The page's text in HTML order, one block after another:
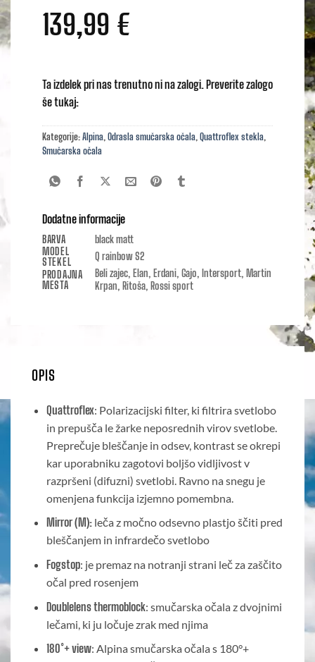
139,99 €
Ta izdelek pri nas trenutno ni na zalogi. Preverite zalogo
še tukaj:
Kategorije:Alpina Odrasla smučarska očala Quattroflex stekla
Smučarska očala
Dodatne informacije
BARVA
black matt
MODEL
STEKEL
Q rainbow S2
PRODAJNA
MESTA
Beli zajec, Elan, Erdani, Gajo, Intersport, Martin
Krpan, Ritoša, Rossi sport
OPIS
Quattroflex: Polarizacijski filter, ki filtrira svetlobo
in prepušča le žarke neposrednih virov svetlobe.
Preprečuje bleščanje in odsev, kontrast se okrepi
kar uporabniku zagotovi boljšo vidljivost v
razpršeni (difuzni) svetlobi. Ravno na snegu je
omenjena funkcija izjemno pomembna.
Mirror (M): leča z močno odsevno plastjo ščiti pred
bleščanjem in infrardečo svetlobo
Fogstop: je premaz na notranji strani leč za zaščito
očal pred rosenjem
Doublelens thermoblock: smučarska očala z dvojnimi
lečami, ki ju ločuje zrak med njima
180°+ view: Alpina smučarska očala s 180°+